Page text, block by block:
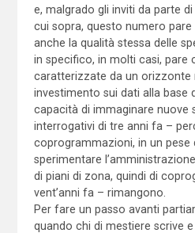
e, malgrado gli inviti da parte
cui sopra, questo numero
anche la qualità stessa delle
in specifico, in molti casi, pare
caratterizzate da un orizzonte
investimento sui dati alla base
capacità di immaginare nuove
interrogativi di tre anni fa –
coprogrammazioni, in un pese
sperimentare
di piani di zona, quindi di
vent’anni fa – rimangono.
Per fare un passo avanti
quando chi di mestiere scrive